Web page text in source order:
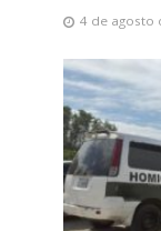
4 de agosto